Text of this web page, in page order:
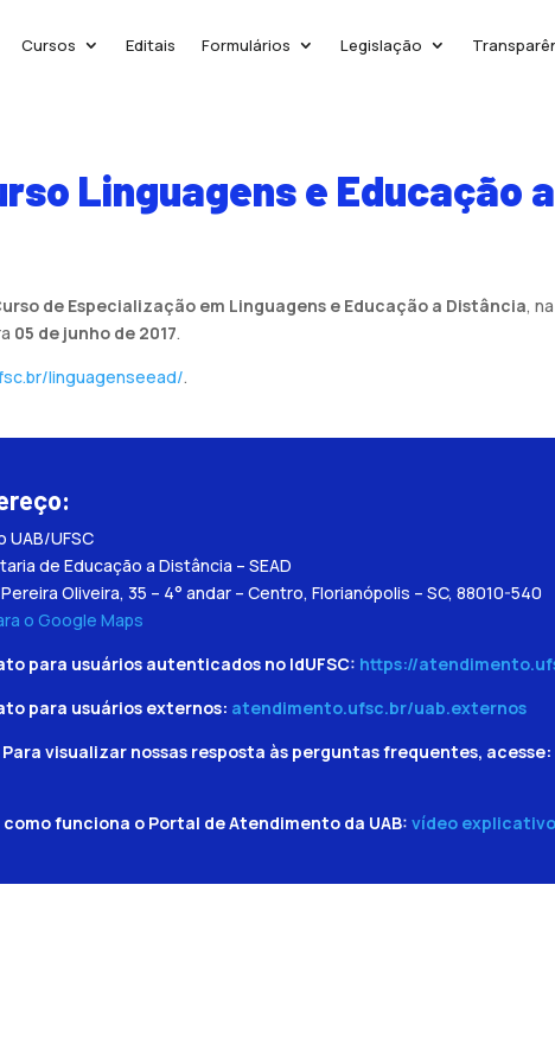
Cursos Editais Formulários Legislação
Linguagens e Educação
de Especialização em Linguagens e Educação a Distância,
05 de junho de 2017.
linguagenseead/.
UAB/UFSC
de Educação a Distância – SEAD
Oliveira, 35 – 4° andar – Centro, Florianópolis – SC, 88010-540
o Google Maps
para usuários autenticados no IdUFSC: https://
para usuários externos: atendimento.ufsc.br/uab.externos
Para visualizar nossas resposta às perguntas frequentes, acesse:
como funciona o Portal de Atendimento da UAB: vídeo explicativo